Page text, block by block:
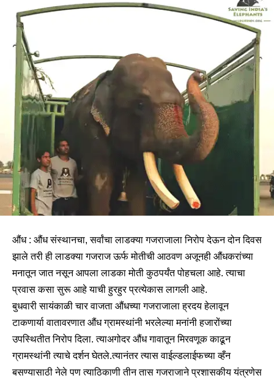
औंध : औंध संस्थानचा, सर्वांचा लाडक्या गजराजाला निरोप देऊन दोन दिवस
झाले तरी ही लाडक्या गजराज ऊर्फ मोतीची आठवण अजूनही औंधकरांच्या
मनातून जात नसून आपला लाडका मोती कुठपर्यंत पोहचला आहे. त्याचा
प्रवास कसा सुरू आहे याची हुरहुर प्रत्येकास लागली आहे.
बुधवारी सायंकाळी चार वाजता औंधच्या गजराजाला ह्रदय हेलावून
टाकणार्या वातावरणात औंध ग्रामस्थांनी भरलेल्या मनांनी हजारोंच्या
उपस्थितीत निरोप दिला. त्याअगोदर औंध गावातून मिरवणूक काढून
ग्रामस्थांनी त्याचे दर्शन घेतले.त्यानंतर त्यास वाईल्डलाईफच्या व्हँन
बसण्यासाठी नेले पण त्याठिकाणी तीन तास गजराजाने प्रशासकीय यंत्रणेस